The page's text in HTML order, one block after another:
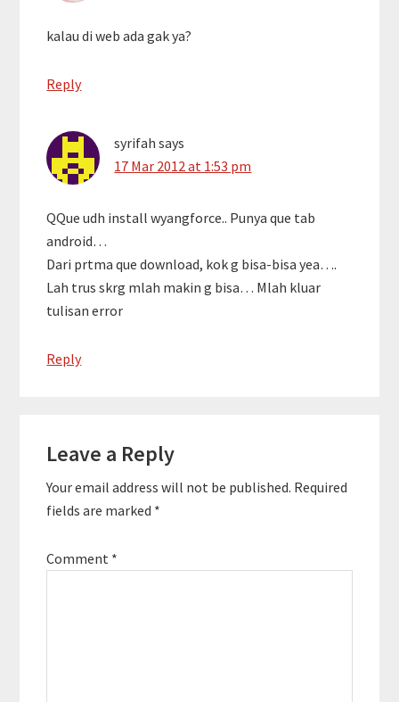
kalau di web ada gak ya?
Reply
syrifah says
17 Mar 2012 at 1:53 pm
QQue udh install wyangforce.. Punya que tab
android…
Dari prtma que download, kok g bisa-bisa yea….
Lah trus skrg mlah makin g bisa… Mlah kluar
tulisan error
Reply
Leave a Reply
Your email address will not be published. Required
fields are marked *
Comment *